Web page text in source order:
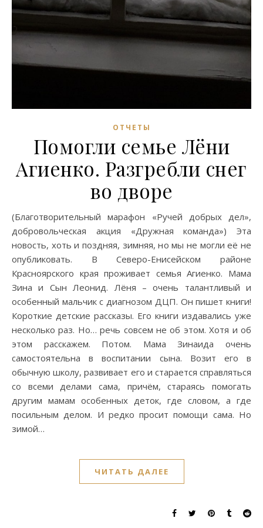
ОТЧЕТЫ
Помогли семье Лёни
Агиенко. Разгребли снег
во дворе
(Благотворительный марафон «Ручей добрых дел»,
добровольческая акция «Дружная команда») Эта
новость, хоть и поздняя, зимняя, но мы не могли её не
опубликовать. В Северо-Енисейском районе
Красноярского края проживает семья Агиенко. Мама
Зина и Сын Леонид. Лёня – очень талантливый и
особенный мальчик с диагнозом ДЦП. Он пишет книги!
Короткие детские рассказы. Его книги издавались уже
несколько раз. Но… речь совсем не об этом. Хотя и об
этом расскажем. Потом. Мама Зинаида очень
самостоятельна в воспитании сына. Возит его в
обычную школу, развивает его и старается справляться
со всеми делами сама, причём, стараясь помогать
другим мамам особенных деток, где словом, а где
посильным делом. И редко просит помощи сама. Но
зимой…
ЧИТАТЬ ДАЛЕЕ